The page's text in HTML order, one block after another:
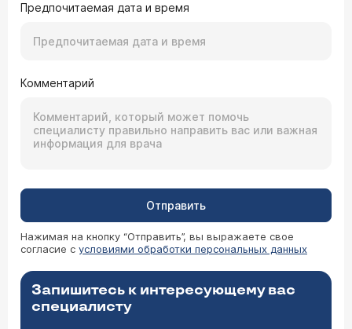
Предпочитаемая дата и время
Комментарий
Отправить
Нажимая на кнопку “Отправить”, вы выражаете свое
согласие с условиями обработки персональных данных
Запишитесь к интересующему вас
специалисту